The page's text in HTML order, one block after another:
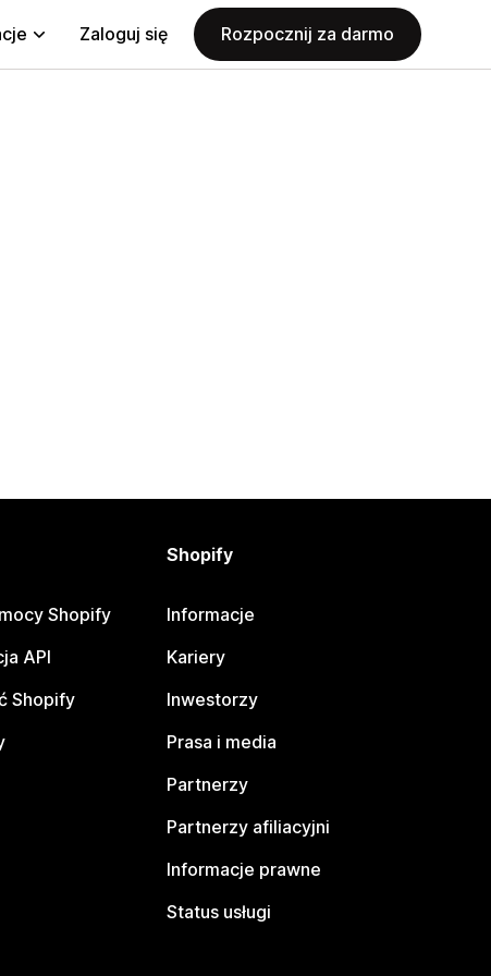
Zaloguj się Rozpocznij za darmo
Shopify
API
Shopify
Shopify
Informacje
Kariery
Inwestorzy
Prasa i media
Partnerzy
Partnerzy afiliacyjni
Informacje prawne
Status usługi